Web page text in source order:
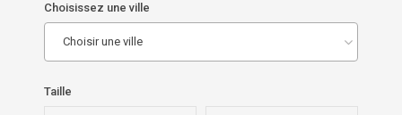
Choisissez une ville
Choisir une ville
Taille